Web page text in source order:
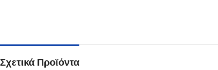
Σχετικά Προϊόντα